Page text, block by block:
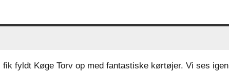
fyldt Køge Torv op med fantastiske kørtøjer. Vi ses igen